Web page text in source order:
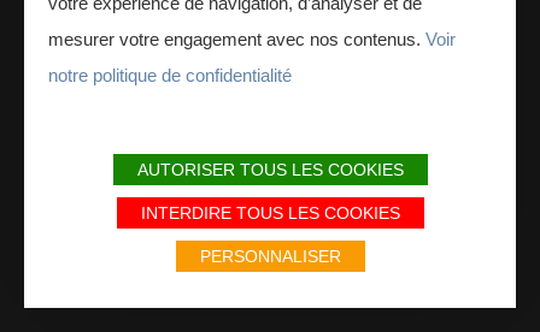
Facebook Instagram
mesurer votre engagement avec nos contenus. Voir
notre politique de confidentialité
AUTORISER TOUS LES COOKIES
INTERDIRE TOUS LES COOKIES
PERSONNALISER